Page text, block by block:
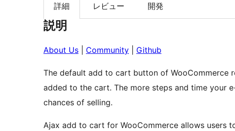
詳細 レビュー 開発
説明
About Us Community Github
The default add to cart button of WooCommerce
added to the cart. The more steps and time your
chances of selling.
Ajax add to cart for WooCommerce allows users